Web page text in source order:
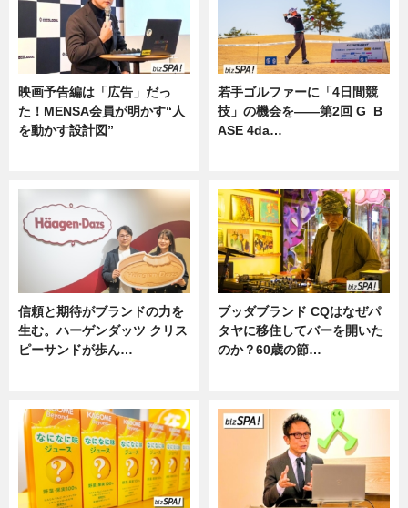
映画予告編は「広告」だっ
た！MENSA会員が明かす“人
を動かす設計図”
若手ゴルファーに「4日間競
技」の機会を——第2回 G_B
ASE 4da…
信頼と期待がブランドの力を
生む。ハーゲンダッツ クリス
ピーサンドが歩ん…
ブッダブランド CQはなぜパ
タヤに移住してバーを開いた
のか？60歳の節…